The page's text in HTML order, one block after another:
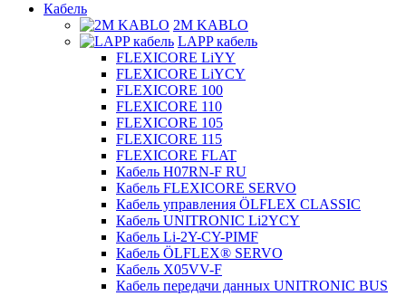
Кабель
2M KABLO
LAPP кабель
FLEXICORE LiYY
FLEXICORE LiYCY
FLEXICORE 100
FLEXICORE 110
FLEXICORE 105
FLEXICORE 115
FLEXICORE FLAT
Кабель H07RN-F RU
Кабель FLEXICORE SERVO
Кабель управления ÖLFLEX CLASSIC
Кабель UNITRONIC Li2YCY
Кабель Li-2Y-CY-PIMF
Кабель ÖLFLEX® SERVO
Кабель X05VV-F
Кабель передачи данных UNITRONIC BUS